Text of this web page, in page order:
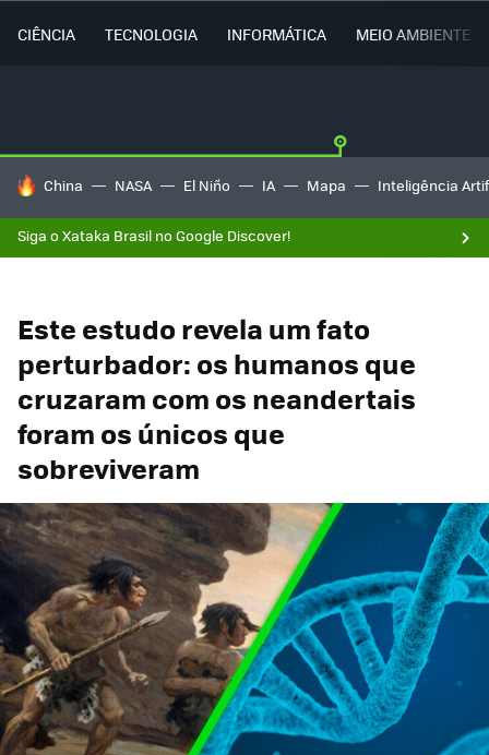
CIÊNCIA TECNOLOGIA INFORMÁTICA MEIO AMBIENTE
TENDÊNCIAS DO DIA
China NASA El Niño IA Mapa Inteligência
Siga o Xataka Brasil no Google Discover!
Este estudo revela um fato
perturbador: os humanos que
cruzaram com os neandertais
foram os únicos que
sobreviveram